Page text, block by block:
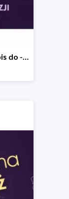
Nocne wyprzedaże w Vobis do -40% - codziennie od 19:00 do 6:00